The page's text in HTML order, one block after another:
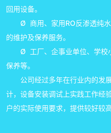
回用设备。
Ø 商用、家用RO反渗透纯水
的维护及保养服务。
Ø 工厂、企事业单位、学校
保养等。
公司经过多年在行业内的发
计，设备安装调试上实践工作经
户的实际使用要求，提供较好较